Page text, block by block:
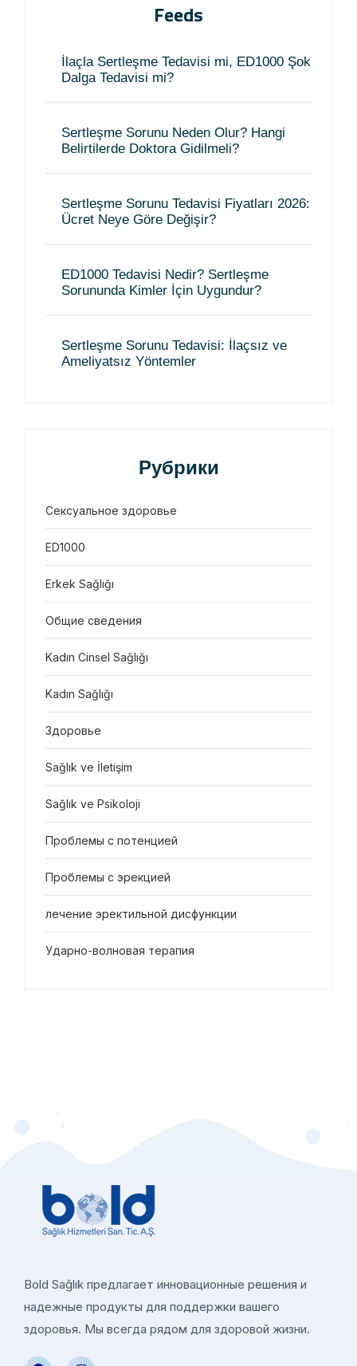
Feeds
İlaçla Sertleşme Tedavisi mi, ED1000 Şok
Dalga Tedavisi mi?
Sertleşme Sorunu Neden Olur? Hangi
Belirtilerde Doktora Gidilmeli?
Sertleşme Sorunu Tedavisi Fiyatları 2026:
Ücret Neye Göre Değişir?
ED1000 Tedavisi Nedir? Sertleşme
Sorununda Kimler İçin Uygundur?
Sertleşme Sorunu Tedavisi: İlaçsız ve
Ameliyatsız Yöntemler
Рубрики
Сексуальное здоровье
ED1000
Erkek Sağlığı
Общие сведения
Kadın Cinsel Sağlığı
Kadın Sağlığı
Здоровье
Sağlık ve İletişim
Sağlık ve Psikoloji
Проблемы с потенцией
Проблемы с эрекцией
лечение эректильной дисфункции
Ударно-волновая терапия
Bold Sağlık предлагает инновационные решения и
надежные продукты для поддержки вашего
здоровья. Мы всегда рядом для здоровой жизни.